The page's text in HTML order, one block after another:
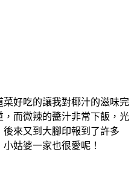
好吃的讓我對椰汁的滋味完
而微辣的醬汁非常下飯，光
來又到大腳印報到了許多
姑婆一家也很愛呢！